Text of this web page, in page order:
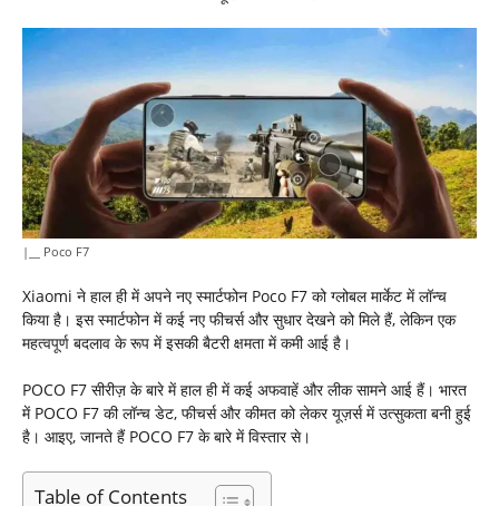
|__ Poco F7
Xiaomi ने हाल ही में अपने नए स्मार्टफोन Poco F7 को ग्लोबल मार्केट में लॉन्च
किया है। इस स्मार्टफोन में कई नए फीचर्स और सुधार देखने को मिले हैं, लेकिन एक
महत्वपूर्ण बदलाव के रूप में इसकी बैटरी क्षमता में कमी आई है।​
POCO F7 सीरीज़ के बारे में हाल ही में कई अफवाहें और लीक सामने आई हैं। भारत
में POCO F7 की लॉन्च डेट, फीचर्स और कीमत को लेकर यूज़र्स में उत्सुकता बनी हुई
है। आइए, जानते हैं POCO F7 के बारे में विस्तार से।
Table of Contents